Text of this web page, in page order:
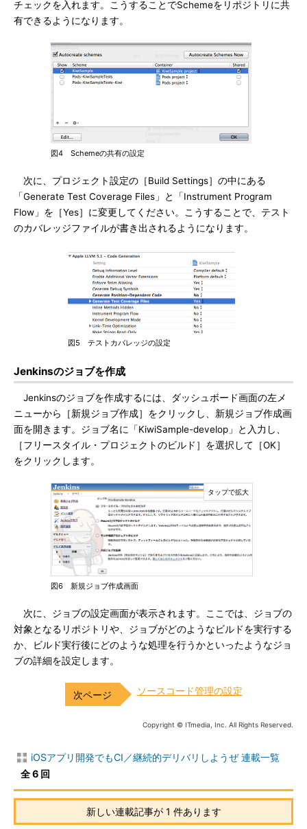
チェックを入れます。こうすることでSchemeをリポジトリに共
有できるようになります。
図4 Schemeの共有の設定
次に、プロジェクト設定の［Build Settings］の中にある
「Generate Test Coverage Files」と「Instrument Program
Flow」を［Yes］に変更してください。こうすることで、テスト
のカバレッジファイルが書き出されるようになります。
図5 テストカバレッジの設定
Jenkinsのジョブを作成
Jenkinsのジョブを作成するには、ダッシュボード画面の左メ
ニューから［新規ジョブ作成］をクリックし、新規ジョブ作成画
面を開きます。ジョブ名に「KiwiSample-develop」と入力し、
［フリースタイル・プロジェクトのビルド］を選択して［OK］
をクリックします。
図6 新規ジョブ作成画面
次に、ジョブの設定画面が表示されます。ここでは、ジョブの
対象となるリポジトリや、ジョブがどのようなビルドを実行する
か、ビルド実行後にどのような処理を行うかといったようなジョ
ブの詳細を設定します。
ソースコード管理の設定
Copyright © ITmedia, Inc. All Rights Reserved.
iOSアプリ開発でもCI／継続的デリバリしようぜ 連載一覧
全 6 回
新しい連載記事が 1 件あります